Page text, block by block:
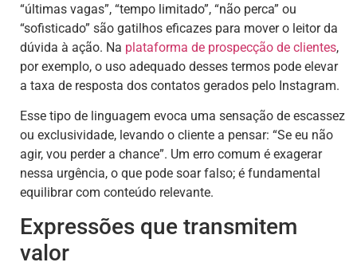
“últimas vagas”, “tempo limitado”, “não perca” ou
“sofisticado” são gatilhos eficazes para mover o leitor da
dúvida à ação. Na plataforma de prospecção de clientes,
por exemplo, o uso adequado desses termos pode elevar
a taxa de resposta dos contatos gerados pelo Instagram.
Esse tipo de linguagem evoca uma sensação de escassez
ou exclusividade, levando o cliente a pensar: “Se eu não
agir, vou perder a chance”. Um erro comum é exagerar
nessa urgência, o que pode soar falso; é fundamental
equilibrar com conteúdo relevante.
Expressões que transmitem
valor